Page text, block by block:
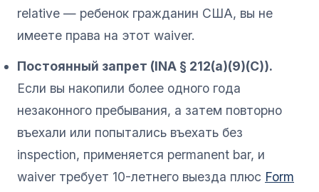
relative — ребенок гражданин США, вы не
имеете права на этот waiver.
Постоянный запрет (INA § 212(a)(9)(C)).
Если вы накопили более одного года
незаконного пребывания, а затем повторно
въехали или попытались въехать без
inspection, применяется permanent bar, и
waiver требует 10-летнего выезда плюс Form